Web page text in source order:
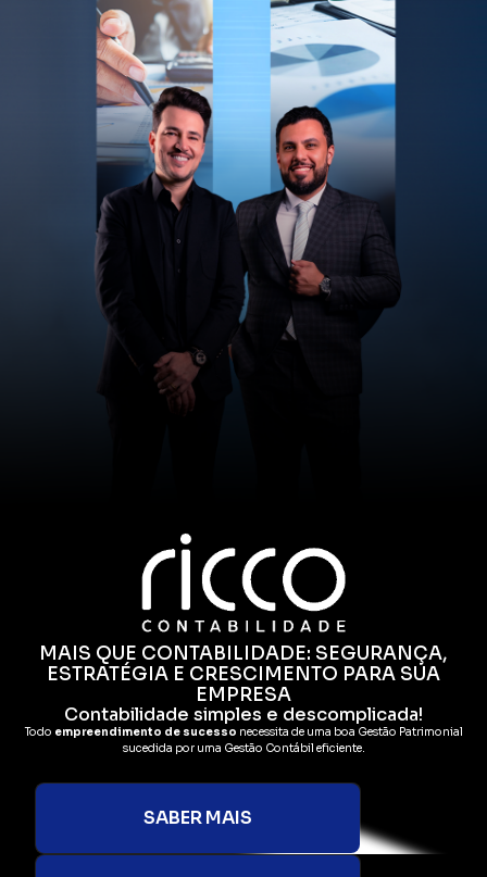
MAIS QUE CONTABILIDADE: SEGURANÇA,
ESTRATÉGIA E CRESCIMENTO PARA SUA
EMPRESA
Contabilidade simples e descomplicada!
Todo empreendimento de sucesso necessita de uma boa Gestão Patrimonial
sucedida por uma Gestão Contábil eficiente.
SABER MAIS